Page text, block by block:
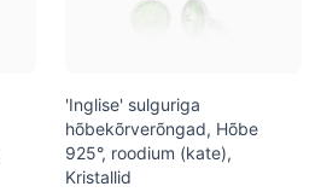
'Inglise' sulguriga
hõbekõrverõngad, Hõbe
925°, roodium (kate),
Kristallid